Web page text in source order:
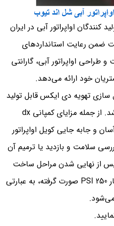
کنندگان اواپراتور آبی در ایران
ضمن رعایت استانداردهای
اواپراتور آبی، گارانتی
خود ارائه می‌دهد.
تهویه دی ایکس قابل تولید
بصورت یک الی پنج مداره می‌باشد. از جمله مزایای کمپانی dx
و جابه جایی کویل اواپراتور
سلامت و بازدید یا ترمیم آن
از نهایی شدن مراحل ساخت
اواپراتور آبی، آزمایش ازت با فشار 250 PSI صورت گرفته، به عبارتی
می‌شود.